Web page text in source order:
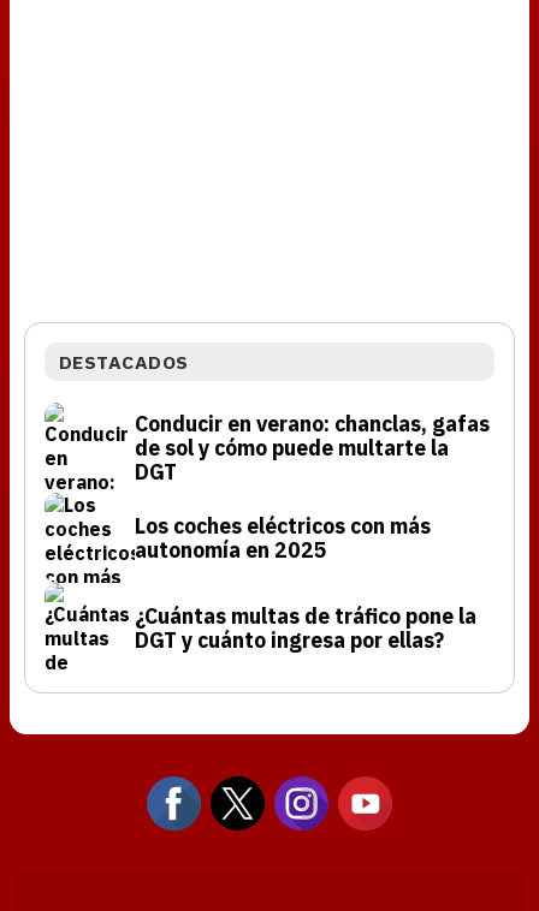
DESTACADOS
Conducir en verano: chanclas, gafas
de sol y cómo puede multarte la
DGT
Los coches eléctricos con más
autonomía en 2025
¿Cuántas multas de tráfico pone la
DGT y cuánto ingresa por ellas?